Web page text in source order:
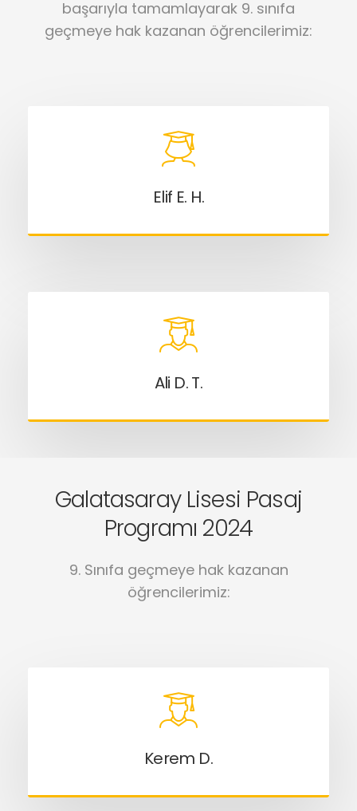
başarıyla tamamlayarak 9. sınıfa
geçmeye hak kazanan öğrencilerimiz:
Elif E. H.
Ali D. T.
Galatasaray Lisesi Pasaj
Programı 2024
9. Sınıfa geçmeye hak kazanan
öğrencilerimiz:
Kerem D.